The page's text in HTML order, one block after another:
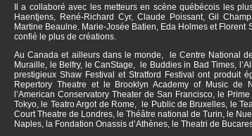
Il a collaboré avec les metteurs en scène québécois les
Haentjens, René-Richard Cyr, Claude Poissant, Gil
Martine Beaulne. Marie-Josée Batien, Eda Holmes et Florent
confié le plus de créations.
Au Canada et ailleurs dans le monde, le Centre National
Muraille, le Belfry, le CanStage, le Buddies in Bad Times,
prestigieux Shaw Festival et Stratford Festival ont produit
Repertory Theatre et le Brooklyn Academy of Music de
l’American Conservatory Theater de San Francisco, le
Tokyo, le Teatro Argot de Rome, le Public de Bruxelles, le
Court Theatre de Londres, le Théâtre national de Turin, le
Naples, la Fondation Onassis d’Athènes, le Theatri de